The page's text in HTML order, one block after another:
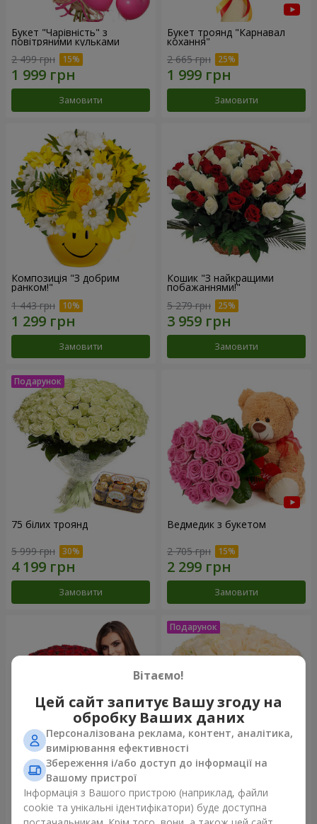
Букет "Чарівність" з
повітряними кульками
2 499 грн
Замовити
Букет троянд "Карнавал
кохання"
2 665 грн
Замовити
Композиція "З добрим
ранком!"
1 443 грн
Замовити
Кошик "З найкращими
побажаннями!"
5 279 грн
Замовити
75 білих троянд
5 999 грн
Замовити
Ведмедик з букетом
2 705 грн
Замовити
151 червона троянда
13 380 грн
Букет "Очей чарівність"
3 449 грн
Вітаємо!
Цей сайт запитує Вашу згоду на
обробку Ваших даних
Персоналізована реклама, контент, аналітика,
вимірювання ефективності
Збереження і/або доступ до інформації на
Вашому пристрої
Інформація з Вашого пристрою (наприклад, файли
cookie та унікальні ідентифікатори) буде доступна